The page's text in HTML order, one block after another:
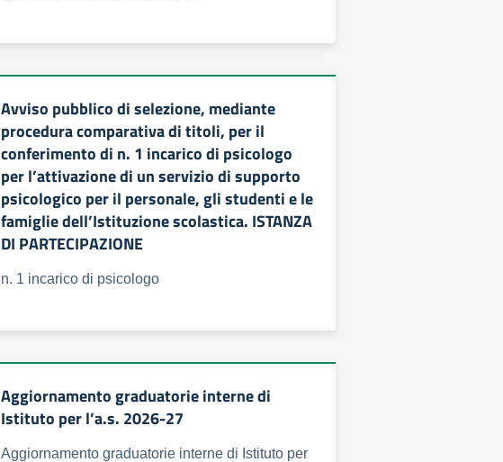
Avviso pubblico di selezione, mediante
procedura comparativa di titoli, per il
conferimento di n. 1 incarico di psicologo
per l’attivazione di un servizio di supporto
psicologico per il personale, gli studenti e le
famiglie dell’Istituzione scolastica. ISTANZA
DI PARTECIPAZIONE
n. 1 incarico di psicologo
Aggiornamento graduatorie interne di
Istituto per l’a.s. 2026-27
Aggiornamento graduatorie interne di Istituto per